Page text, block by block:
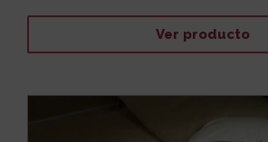
Ver producto